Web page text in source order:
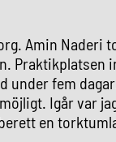
Amin Naderi
Praktikplatsen
under fem dagar.
Igår var
en